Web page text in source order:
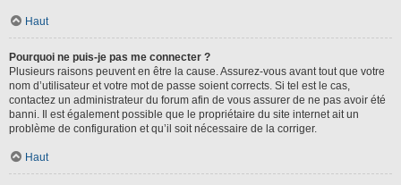
Haut
Pourquoi ne puis-je pas me connecter ?
Plusieurs raisons peuvent en être la cause. Assurez-vous avant tout que votre
nom d’utilisateur et votre mot de passe soient corrects. Si tel est le cas,
contactez un administrateur du forum afin de vous assurer de ne pas avoir été
banni. Il est également possible que le propriétaire du site internet ait un
problème de configuration et qu’il soit nécessaire de la corriger.
Haut